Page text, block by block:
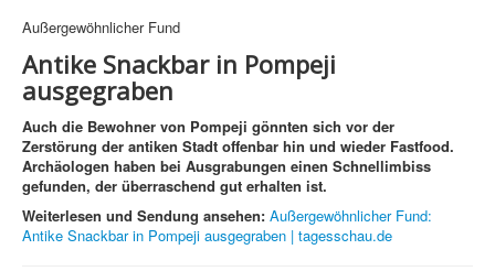
Außergewöhnlicher Fund
Antike Snackbar in Pompeji
ausgegraben
Auch die Bewohner von Pompeji gönnten sich vor der
Zerstörung der antiken Stadt offenbar hin und wieder Fastfood.
Archäologen haben bei Ausgrabungen einen Schnellimbiss
gefunden, der überraschend gut erhalten ist.
Weiterlesen und Sendung ansehen: Außergewöhnlicher Fund:
Antike Snackbar in Pompeji ausgegraben | tagesschau.de